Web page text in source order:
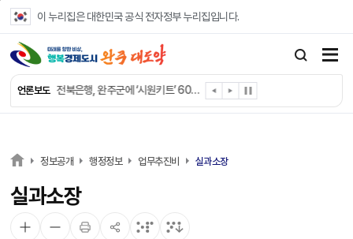
이 누리집은 대한민국 공식 전자정부 누리집입니다.
언론보도
완주 청소년, 삼성 임직원 만나 미래 진로 그린다
전북은행, 완주군에 ‘시원키트’ 60세트 기탁
㈜새눈, 완주군에 성금 1,000만 원 기탁
완주 미래라이온스, 경로당 냉장고 후원
정보공개 행정정보 업무추진비 실과소장
실과소장